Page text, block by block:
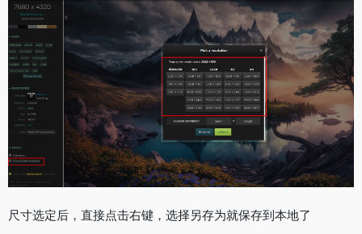
尺寸选定后，直接点击右键，选择另存为就保存到本地了